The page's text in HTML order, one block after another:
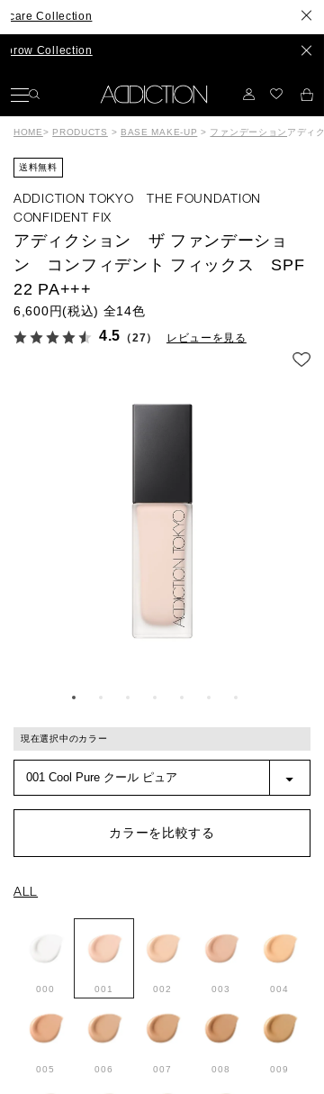
Collection
Collection
HOME> PRODUCTS > BASE MAKE-UP > ファンデーション アディ
送料無料
ADDICTION TOKYO THE FOUNDATION
CONFIDENT FIX
アディクション ザ ファンデーショ
ン コンフィデント フィックス SPF
22 PA+++
6,600円(税込) 全14色
4.5 （27） レビューを見る
現在選択中のカラー
カラーを比較する
ALL
000 001 002 003 004
005 006 007 008 009